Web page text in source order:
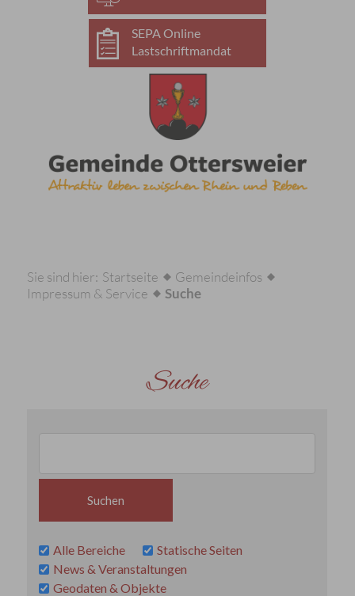
SEPA Online
Lastschriftmandat
Sie sind hier: Startseite
Gemeindeinfos
Impressum & Service
Suche
Suche
Alle Bereiche
Statische Seiten
News & Veranstaltungen
Geodaten & Objekte